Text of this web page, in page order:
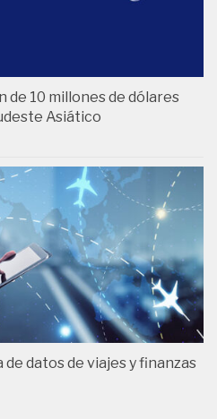
de 10 millones de dólares
Asiático
de datos de viajes y finanzas